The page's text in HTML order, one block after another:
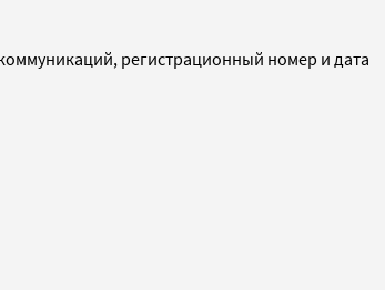
регистрационный номер и дата